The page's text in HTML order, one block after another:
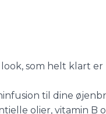
som helt klart
til dine
olier, vitamin B